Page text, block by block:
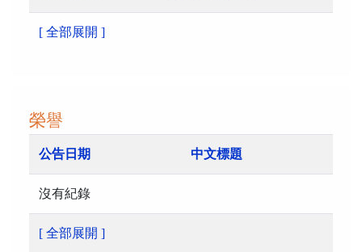
[ 全部展開 ]
榮譽
公告日期 中文標題
沒有紀錄
[ 全部展開 ]